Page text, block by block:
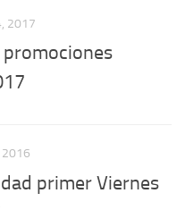
2017
promociones
2016
primer Viernes